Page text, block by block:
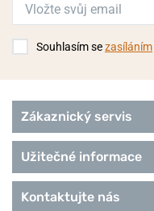
Souhlasím sezasíláním
Zákaznický servis
Užitečné informace
Kontaktujte nás